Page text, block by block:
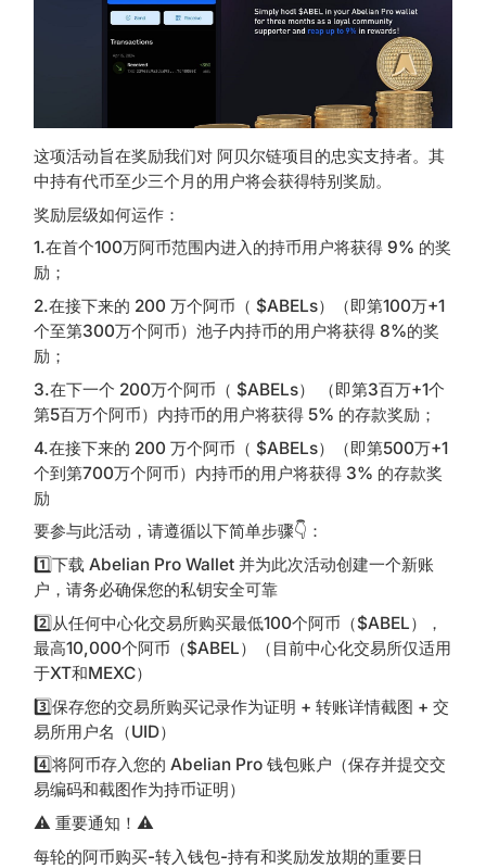
这项活动旨在奖励我们对 阿贝尔链项目的忠实支持者。其
中持有代币至少三个月的用户将会获得特别奖励。
奖励层级如何运作：
1.在首个100万阿币范围内进入的持币用户将获得 9% 的奖
励；
2.在接下来的 200 万个阿币（ $ABELs）（即第100万+1
个至第300万个阿币）池子内持币的用户将获得 8%的奖
励；
3.在下一个 200万个阿币（ $ABELs） （即第3百万+1个
第5百万个阿币）内持币的用户将获得 5% 的存款奖励；
4.在接下来的 200 万个阿币（ $ABELs）（即第500万+1
个到第700万个阿币）内持币的用户将获得 3% 的存款奖
励
要参与此活动，请遵循以下简单步骤👇：
1️⃣下载 Abelian Pro Wallet 并为此次活动创建一个新账
户，请务必确保您的私钥安全可靠
2️⃣从任何中心化交易所购买最低100个阿币（$ABEL），
最高10,000个阿币（$ABEL）（目前中心化交易所仅适用
于XT和MEXC）
3️⃣保存您的交易所购买记录作为证明 + 转账详情截图 + 交
易所用户名（UID）
4️⃣将阿币存入您的 Abelian Pro 钱包账户（保存并提交交
易编码和截图作为持币证明）
⚠️ 重要通知！⚠️
每轮的阿币购买-转入钱包-持有和奖励发放期的重要日